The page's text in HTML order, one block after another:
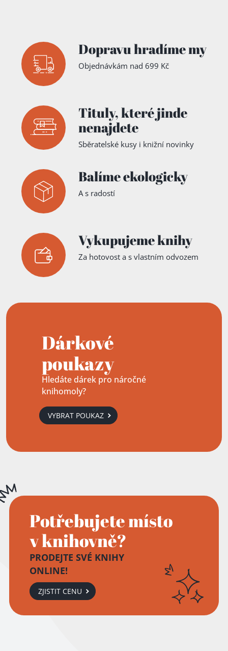
Dopravu hradíme my
Objednávkám nad 699 Kč
Tituly,které jinde
nenajdete
Sběratelské kusy i knižní novinky
Balíme ekologicky
A s radostí
Vykupujeme knihy
Za hotovost a s vlastním odvozem
Dárkové
poukazy
Hledáte dárek pro náročné
knihomoly?
VYBRAT POUKAZ
Potřebujete místo
v knihovně?
PRODEJTE SVÉ KNIHY
ONLINE!
ZJISTIT CENU